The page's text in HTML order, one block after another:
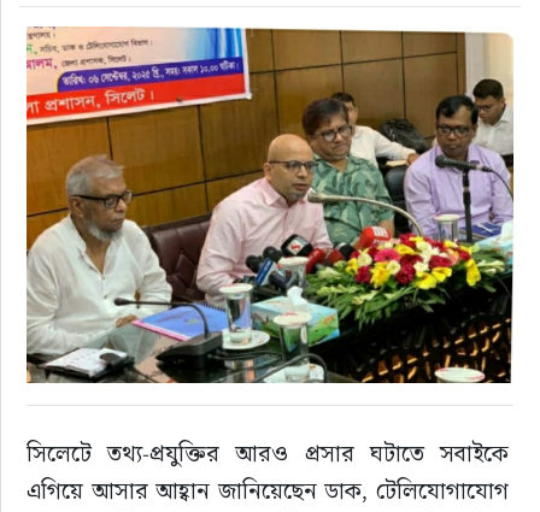
সারাদেশ
রাজনীতি
তথ্য ও প্রযুক্তি
প্রেস বিজ্ঞপ্তি
ফিচার
খেলাধুলা
বিনোদন
সিলেটে তথ্য-প্রযুক্তির আরও প্রসার ঘটাতে সবাইকে
এগিয়ে আসার আহ্বান জানিয়েছেন ডাক, টেলিযোগাযোগ